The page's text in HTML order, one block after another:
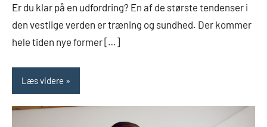
Er du klar på en udfordring? En af de største tendenser i
den vestlige verden er træning og sundhed. Der kommer
hele tiden nye former […]
Læs videre